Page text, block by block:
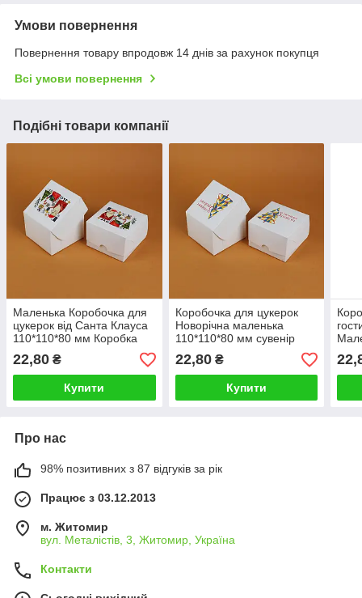
Умови повернення
Повернення товару впродовж 14 днів за рахунок покупця
Всі умови повернення
Подібні товари компанії
Маленька Коробочка для
цукерок від Санта Клауса
110*110*80 мм Коробка
для цукерок на новорічний
ранок
22,80 ₴
Купити
Коробочка для цукерок
Новорічна маленька
110*110*80 мм сувенір
коробка "З Новим роком"
22,80₴
Купити
Про нас
98% позитивних з 87 відгуків за рік
Працює з 03.12.2013
м. Житомир
вул. Металістів, 3, Житомир, Україна
Контакти